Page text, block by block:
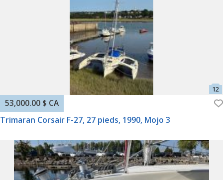
53,000.00 $ CA
Trimaran Corsair F-27, 27 pieds, 1990, Mojo 3